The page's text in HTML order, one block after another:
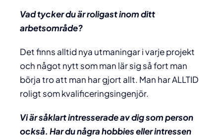
Vad tycker du är roligast inom ditt
arbetsområde?
Det finns alltid nya utmaningar i varje projekt
och något nytt som man lär sig så fort man
börja tro att man har gjort allt. Man har ALLTID
roligt som kvalificeringsingenjör.
Vi är såklart intresserade av dig som person
också. Har du några hobbies eller intressen